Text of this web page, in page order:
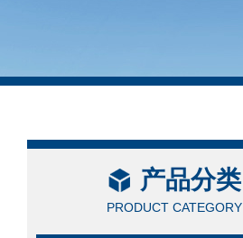
产品分类
PRODUCT CATEGORY